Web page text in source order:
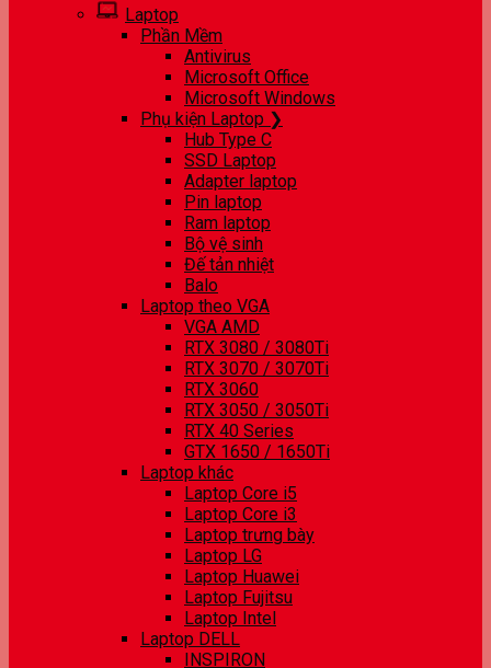
Laptop
Phần Mềm
Antivirus
Microsoft Office
Microsoft Windows
Phụ kiện Laptop ❯
Hub Type C
SSD Laptop
Adapter laptop
Pin laptop
Ram laptop
Bộ vệ sinh
Đế tản nhiệt
Balo
Laptop theo VGA
VGA AMD
RTX 3080 / 3080Ti
RTX 3070 / 3070Ti
RTX 3060
RTX 3050 / 3050Ti
RTX 40 Series
GTX 1650 / 1650Ti
Laptop khác
Laptop Core i5
Laptop Core i3
Laptop trưng bày
Laptop LG
Laptop Huawei
Laptop Fujitsu
Laptop Intel
Laptop DELL
INSPIRON